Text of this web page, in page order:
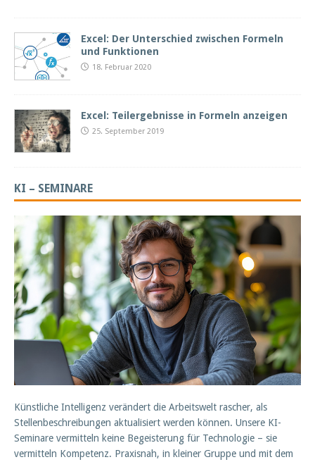
Excel: Der Unterschied zwischen Formeln
und Funktionen
18. Februar 2020
Excel: Teilergebnisse in Formeln anzeigen
25. September 2019
KI – SEMINARE
Künstliche Intelligenz verändert die Arbeitswelt rascher, als
Stellenbeschreibungen aktualisiert werden können. Unsere KI-
Seminare vermitteln keine Begeisterung für Technologie – sie
vermitteln Kompetenz. Praxisnah, in kleiner Gruppe und mit dem